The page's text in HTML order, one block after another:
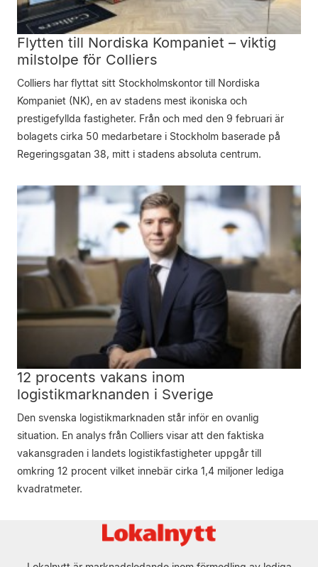
Flytten till Nordiska Kompaniet – viktig
milstolpe för Colliers
Colliers har flyttat sitt Stockholmskontor till Nordiska
Kompaniet (NK), en av stadens mest ikoniska och
prestigefyllda fastigheter. Från och med den 9 februari är
bolagets cirka 50 medarbetare i Stockholm baserade på
Regeringsgatan 38, mitt i stadens absoluta centrum.
12 procents vakans inom
logistikmarknanden i Sverige
Den svenska logistikmarknaden står inför en ovanlig
situation. En analys från Colliers visar att den faktiska
vakansgraden i landets logistikfastigheter uppgår till
omkring 12 procent vilket innebär cirka 1,4 miljoner lediga
kvadratmeter.